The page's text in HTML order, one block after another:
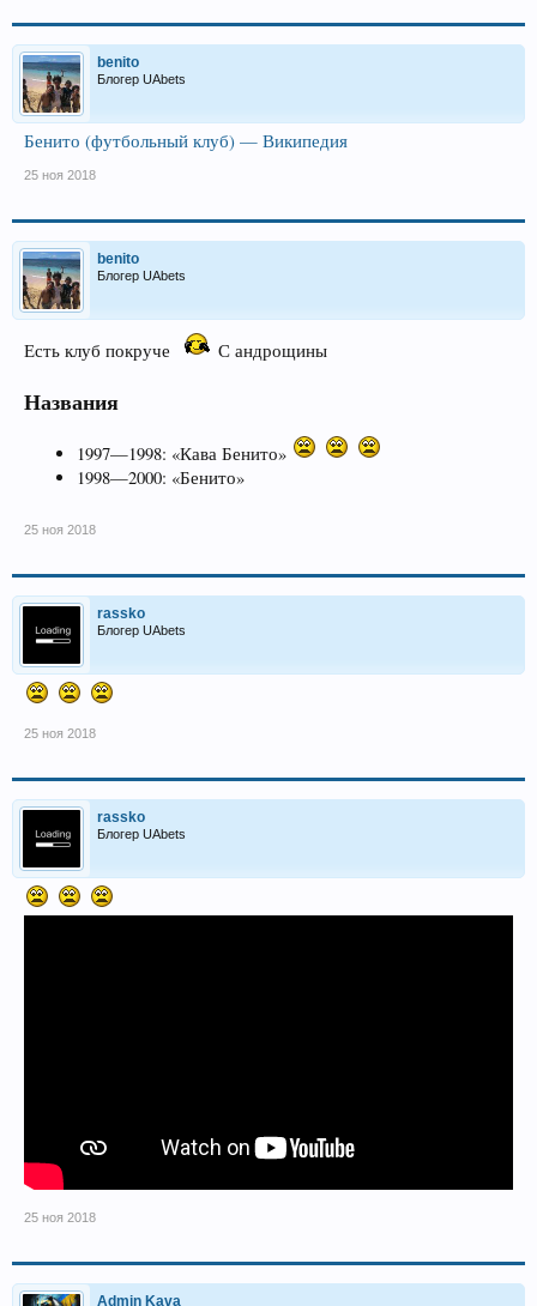
benito
Блогер UAbets
Бенито (футбольный клуб) — Википедия
25 ноя 2018
benito
Блогер UAbets
Есть клуб покруче С андрощины
Названия
1997—1998: «Кава Бенито»
1998—2000: «Бенито»
25 ноя 2018
rassko
Блогер UAbets
25 ноя 2018
rassko
Блогер UAbets
25 ноя 2018
Admin Kava